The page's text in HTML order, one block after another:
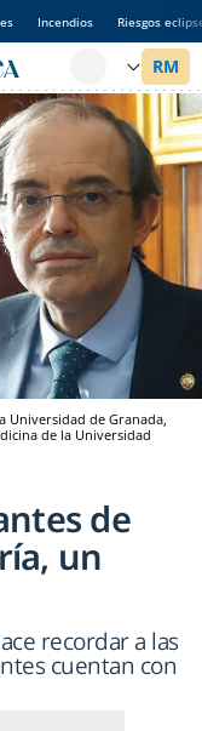
Incendios Riesgos
Universidad de Granada,
de la Universidad
de
un
recordar a las
cuentan con